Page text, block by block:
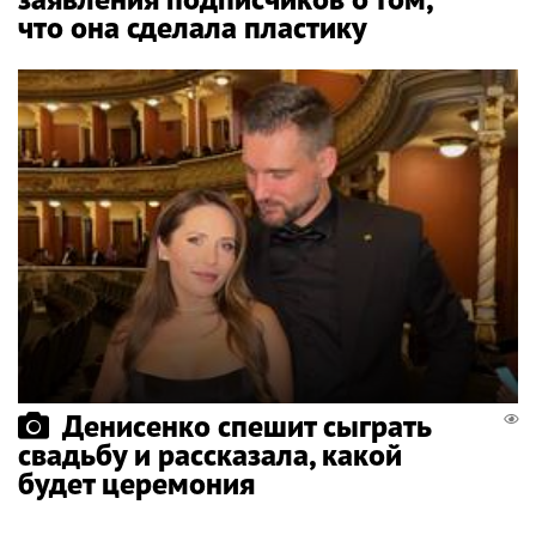
что она сделала пластику
Денисенко спешит сыграть
свадьбу и рассказала, какой
будет церемония